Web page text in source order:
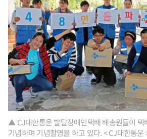
▲ CJ대한통운 발달장애인택배 배송원들이 택
기념하며 기념촬영을 하고 있다. < CJ대한통운